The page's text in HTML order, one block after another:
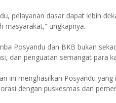
pelayanan dasar dapat lebih
masyarakat,” ungkapnya.
Posyandu dan BKB bukan
dan penguatan semangat para
ini menghasilkan Posyandu
dengan puskesmas dan